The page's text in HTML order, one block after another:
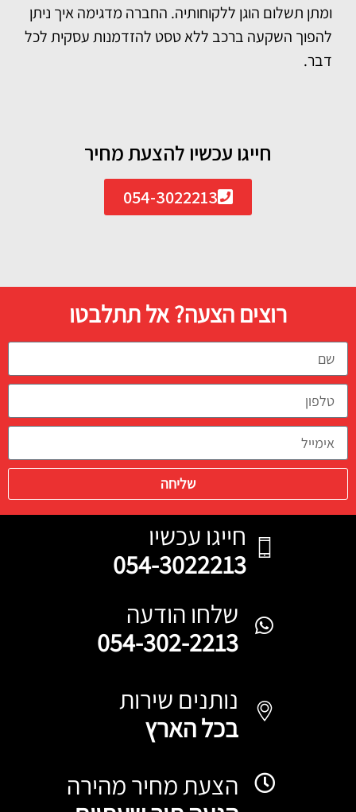
ומתן תשלום הוגן ללקוחותיה. החברה מדגימה איך ניתן
להפוך השקעה ברכב ללא טסט להזדמנות עסקית לכל
דבר.
חייגו עכשיו להצעת מחיר
054-3022213
רוצים הצעה? אל תתלבטו
שליחה
חייגו עכשיו
054-3022213
שלחו הודעה
054-302-2213
נותנים שירות
בכל הארץ
הצעת מחיר מהירה